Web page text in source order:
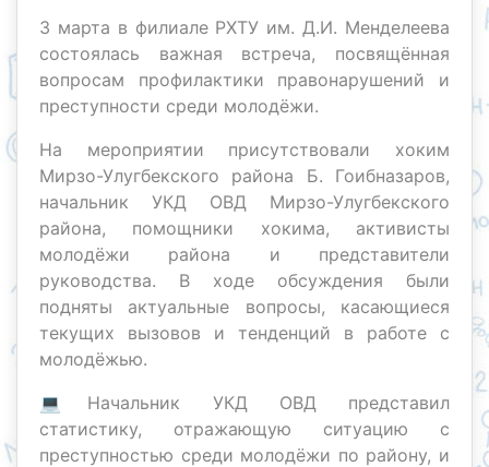
3 марта в филиале РХТУ им. Д.И. Менделеева
состоялась важная встреча, посвящённая
вопросам профилактики правонарушений и
преступности среди молодёжи.
На мероприятии присутствовали хоким
Мирзо-Улугбекского района Б. Гоибназаров,
начальник УКД ОВД Мирзо-Улугбекского
района, помощники хокима, активисты
молодёжи района и представители
руководства. В ходе обсуждения были
подняты актуальные вопросы, касающиеся
текущих вызовов и тенденций в работе с
молодёжью.
💻Начальник УКД ОВД представил
статистику, отражающую ситуацию с
преступностью среди молодёжи по району, и